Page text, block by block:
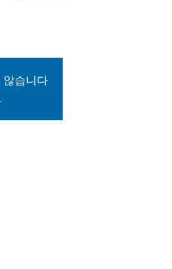
않습니다